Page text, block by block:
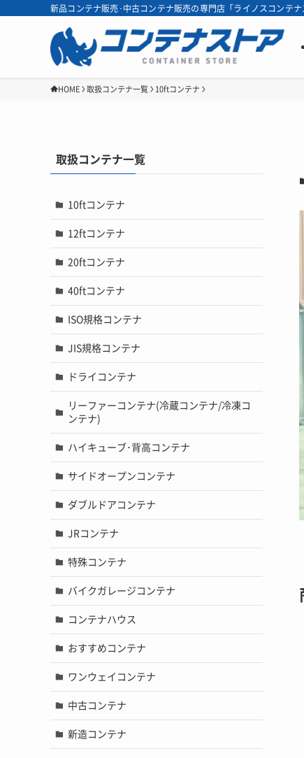
新品コンテナ販売･中古コンテナ販売の専門店「ライノスコンテナ
HOME 取扱コンテナ一覧 10ftコンテナ
取扱コンテナ一覧
10ftコンテナ
12ftコンテナ
20ftコンテナ
40ftコンテナ
ISO規格コンテナ
JIS規格コンテナ
ドライコンテナ
リーファーコンテナ(冷蔵コンテナ/冷凍コ
ンテナ)
ハイキューブ･背高コンテナ
サイドオープンコンテナ
ダブルドアコンテナ
JRコンテナ
特殊コンテナ
バイクガレージコンテナ
コンテナハウス
おすすめコンテナ
ワンウェイコンテナ
中古コンテナ
新造コンテナ